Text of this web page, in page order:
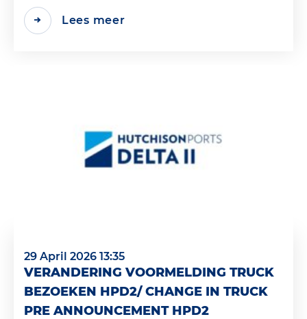
Lees meer
29 April 2026 13:35
VERANDERING VOORMELDING TRUCK
BEZOEKEN HPD2/ CHANGE IN TRUCK
PRE ANNOUNCEMENT HPD2